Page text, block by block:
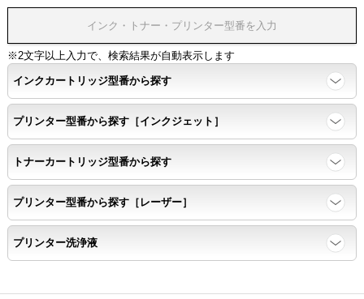
※2文字以上入力で、検索結果が自動表示します
インクカートリッジ型番から探す
プリンター型番から探す［インクジェット］
トナーカートリッジ型番から探す
プリンター型番から探す［レーザー］
プリンター洗浄液